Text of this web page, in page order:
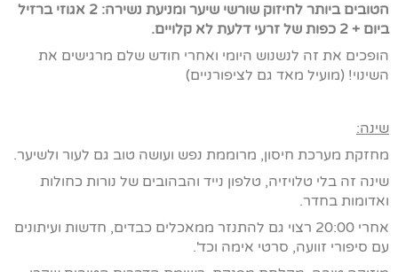
הטובים ביותר לחיזוק שורשי שיער ומניעת נשירה: 2 אגוזי ברזיל
ביום + 2 כפות של זרעי דלעת לא קלויים.
הופכים את זה לנשנוש היומי ואחרי חודש שלם מרגישים את
השינוי! (מועיל מאד גם לציפורניים)
שינה:
מחזקת מערכת חיסון, מרוממת נפש ועושה טוב גם לעור ולשיער.
שינה זה בלי טלויזיה, טלפון נייד והבהובים של נורות כחולות
ואדומות בחדר.
אחרי 20:00 רצוי גם להתנזר ממאכלים כבדים, חדשות ועיתונים
עם סיפורי זוועה, סרטי אימה וכד'.